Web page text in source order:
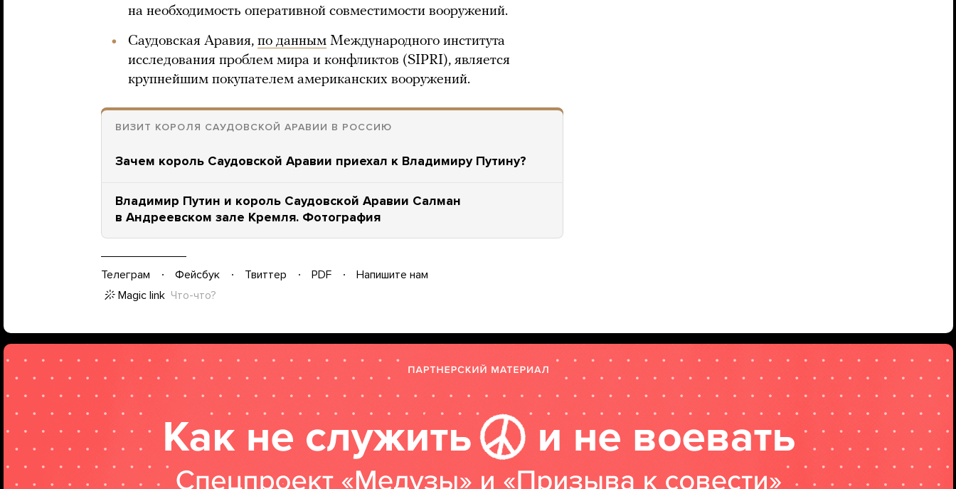
на необходимость оперативной совместимости вооружений.
Саудовская Аравия, по данным Международного института
исследования проблем мира и конфликтов (SIPRI), является
крупнейшим покупателем американских вооружений.
ВИЗИТ КОРОЛЯ САУДОВСКОЙ АРАВИИ В РОССИЮ
Зачем король Саудовской Аравии приехал к Владимиру Путину?
Владимир Путин и король Саудовской Аравии Салман
в Андреевском зале Кремля. Фотография
Телеграм Фейсбук Твиттер PDF
Напишите нам
Magic link Что-что?